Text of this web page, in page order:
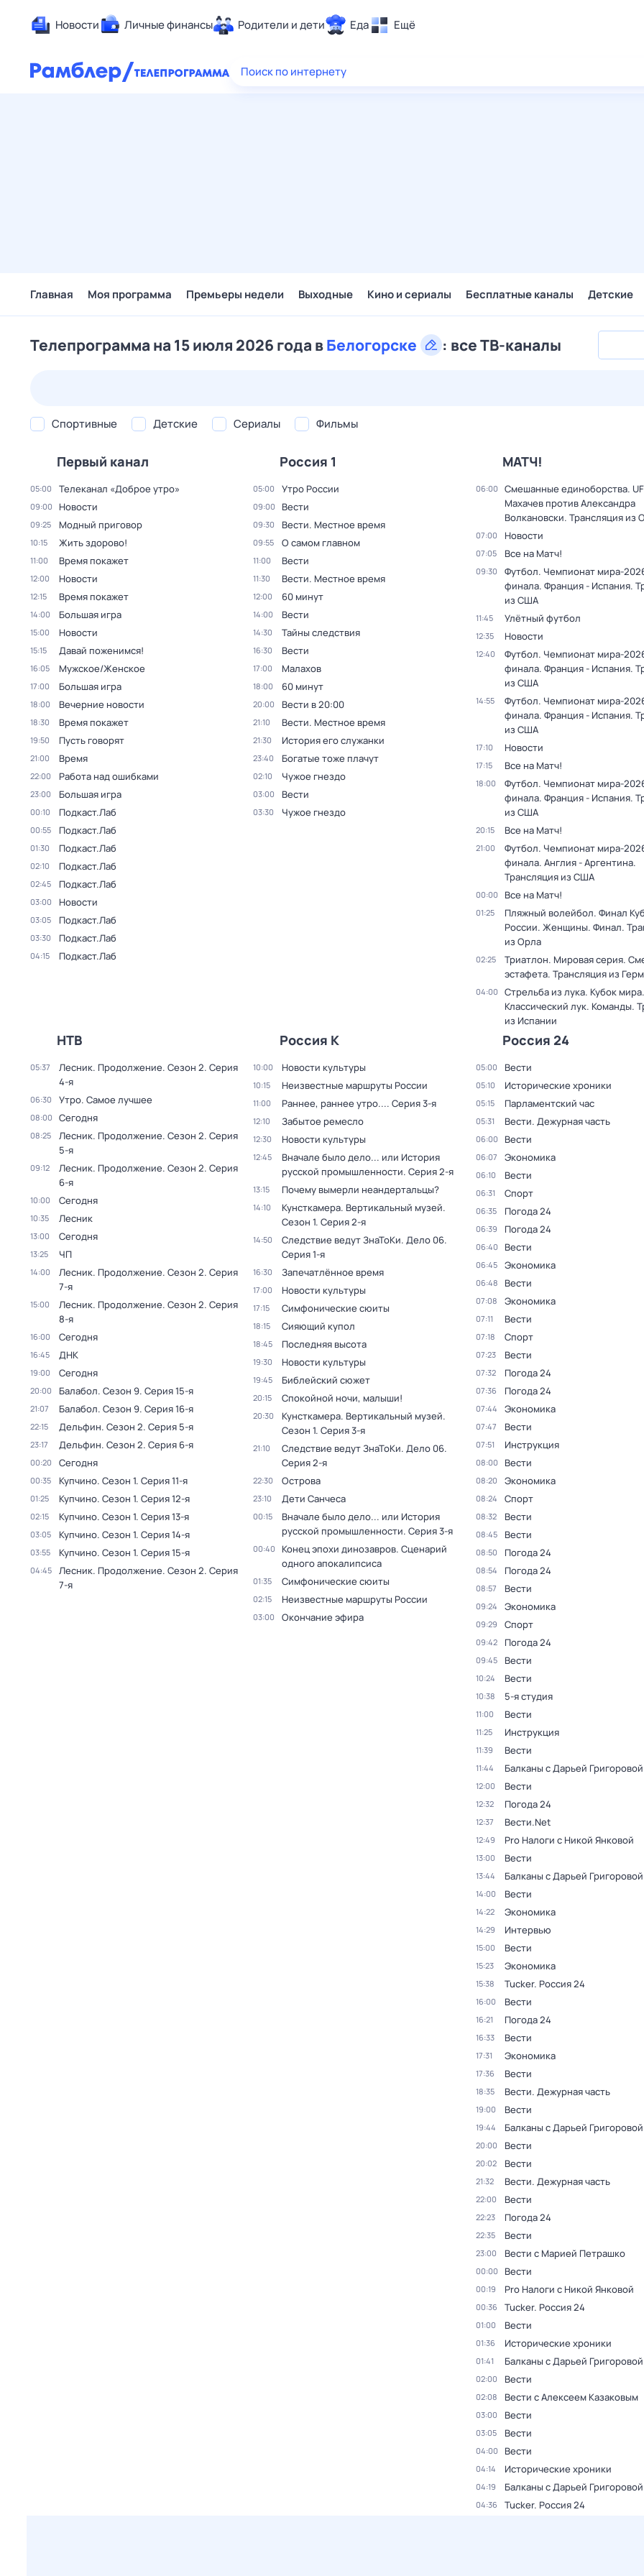
Новости Личные финансы Родители и дети Еда Ещё
Здоровье
Поиск по интернету
Главная Моя программа Премьеры недели Выходные Кино и сериалы Бесплатные каналы Детские
Телепрограмма на 15 июля 2026 года вБелогорске : все ТВ-каналы
Спортивные Детские Сериалы Фильмы
Первый канал
05:00 Телеканал «Доброе утро»
09:00 Новости
09:25 Модный приговор
10:15 Жить здорово!
11:00 Время покажет
12:00 Новости
12:15 Время покажет
14:00 Большая игра
15:00 Новости
15:15 Давай поженимся!
16:05 Мужское/Женское
17:00 Большая игра
18:00 Вечерние новости
18:30 Время покажет
19:50 Пусть говорят
21:00 Время
22:00 Работа над ошибками
23:00 Большая игра
00:10 Подкаст.Лаб
00:55 Подкаст.Лаб
01:30 Подкаст.Лаб
02:10 Подкаст.Лаб
02:45 Подкаст.Лаб
03:00 Новости
03:05 Подкаст.Лаб
03:30 Подкаст.Лаб
04:15 Подкаст.Лаб
Россия 1
05:00 Утро России
09:00 Вести
09:30 Вести. Местное время
09:55 О самом главном
11:00 Вести
11:30 Вести. Местное время
12:00 60 минут
14:00 Вести
14:30 Тайны следствия
16:30 Вести
17:00 Малахов
18:00 60 минут
20:00 Вести в 20:00
21:10 Вести. Местное время
21:30 История его служанки
23:40 Богатые тоже плачут
02:10 Чужое гнездо
03:00 Вести
03:30 Чужое гнездо
МАТЧ!
06:00
Смешанные единоборства.
Махачев против Александра
Волкановски. Трансляция из
07:00 Новости
07:05 Все на Матч!
09:30
Футбол. Чемпионат мира-
финала. Франция - Испания.
из США
11:45 Улётный футбол
12:35 Новости
12:40
Футбол. Чемпионат мира-
финала. Франция - Испания.
из США
14:55
Футбол. Чемпионат мира-
финала. Франция - Испания.
из США
17:10 Новости
17:15 Все на Матч!
18:00
Футбол. Чемпионат мира-
финала. Франция - Испания.
из США
20:15 Все на Матч!
21:00
Футбол. Чемпионат мира-
финала. Англия - Аргентина.
Трансляция из США
00:00 Все на Матч!
01:25
Пляжный волейбол. Финал
России. Женщины. Финал.
из Орла
02:25
Триатлон. Мировая серия.
эстафета. Трансляция из
04:00
Стрельба из лука. Кубок мира.
Классический лук. Команды.
из Испании
НТВ
05:37 Лесник. Продолжение. Сезон 2. Серия
4-я
06:30 Утро. Самое лучшее
08:00 Сегодня
08:25 Лесник. Продолжение. Сезон 2. Серия
5-я
09:12 Лесник. Продолжение. Сезон 2. Серия
6-я
10:00 Сегодня
10:35 Лесник
13:00 Сегодня
13:25 ЧП
14:00 Лесник. Продолжение. Сезон 2. Серия
7-я
15:00 Лесник. Продолжение. Сезон 2. Серия
8-я
16:00 Сегодня
16:45 ДНК
19:00 Сегодня
20:00 Балабол. Сезон 9. Серия 15-я
21:07 Балабол. Сезон 9. Серия 16-я
22:15 Дельфин. Сезон 2. Серия 5-я
23:17 Дельфин. Сезон 2. Серия 6-я
00:20 Сегодня
00:35 Купчино. Сезон 1. Серия 11-я
01:25 Купчино. Сезон 1. Серия 12-я
02:15 Купчино. Сезон 1. Серия 13-я
03:05 Купчино. Сезон 1. Серия 14-я
03:55 Купчино. Сезон 1. Серия 15-я
04:45 Лесник. Продолжение. Сезон 2. Серия
7-я
Россия К
10:00 Новости культуры
10:15 Неизвестные маршруты России
11:00 Раннее, раннее утро.... Серия 3-я
12:10 Забытое ремесло
12:30 Новости культуры
12:45
Вначале было дело... или История
русской промышленности. Серия 2-я
13:15 Почему вымерли неандертальцы?
14:10 Кунсткамера. Вертикальный музей.
Сезон 1. Серия 2-я
14:50 Следствие ведут ЗнаТоКи. Дело 06.
Серия 1-я
16:30 Запечатлённое время
17:00 Новости культуры
17:15 Симфонические сюиты
18:15 Сияющий купол
18:45 Последняя высота
19:30 Новости культуры
19:45 Библейский сюжет
20:15 Спокойной ночи, малыши!
20:30 Кунсткамера. Вертикальный музей.
Сезон 1. Серия 3-я
21:10 Следствие ведут ЗнаТоКи. Дело 06.
Серия 2-я
22:30 Острова
23:10 Дети Санчеса
00:15
Вначале было дело... или История
русской промышленности. Серия 3-я
00:40
Конец эпохи динозавров. Сценарий
одного апокалипсиса
01:35 Симфонические сюиты
02:15 Неизвестные маршруты России
03:00 Окончание эфира
Россия 24
05:00 Вести
05:10 Исторические хроники
05:15 Парламентский час
05:31 Вести. Дежурная часть
06:00 Вести
06:07 Экономика
06:10 Вести
06:31 Спорт
06:35 Погода 24
06:39 Погода 24
06:40 Вести
06:45 Экономика
06:48 Вести
07:08 Экономика
07:11 Вести
07:18 Спорт
07:23 Вести
07:32 Погода 24
07:36 Погода 24
07:44 Экономика
07:47 Вести
07:51 Инструкция
08:00 Вести
08:20 Экономика
08:24 Спорт
08:32 Вести
08:45 Вести
08:50 Погода 24
08:54 Погода 24
08:57 Вести
09:24 Экономика
09:29 Спорт
09:42 Погода 24
09:45 Вести
10:24 Вести
10:38 5-я студия
11:00 Вести
11:25 Инструкция
11:39 Вести
11:44 Балканы с Дарьей Григоровой
12:00 Вести
12:32 Погода 24
12:37 Вести.Net
12:49 Pro Налоги с Никой Янковой
13:00 Вести
13:44 Балканы с Дарьей Григоровой
14:00 Вести
14:22 Экономика
14:29 Интервью
15:00 Вести
15:23 Экономика
15:38 Tucker. Россия 24
16:00 Вести
16:21 Погода 24
16:33 Вести
17:31 Экономика
17:36 Вести
18:35 Вести. Дежурная часть
19:00 Вести
19:44 Балканы с Дарьей Григоровой
20:00 Вести
20:02 Вести
21:32 Вести. Дежурная часть
22:00 Вести
22:23 Погода 24
22:35 Вести
23:00 Вести с Марией Петрашко
00:00 Вести
00:19 Pro Налоги с Никой Янковой
00:36 Tucker. Россия 24
01:00 Вести
01:36 Исторические хроники
01:41 Балканы с Дарьей Григоровой
02:00 Вести
02:08 Вести с Алексеем Казаковым
03:00 Вести
03:05 Вести
04:00 Вести
04:14 Исторические хроники
04:19 Балканы с Дарьей Григоровой
04:36 Tucker. Россия 24